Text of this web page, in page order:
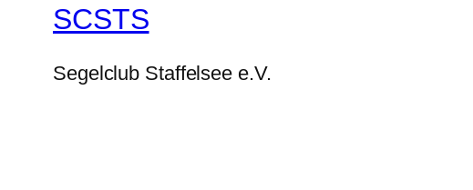
SCSTS
Segelclub Staffelsee e.V.